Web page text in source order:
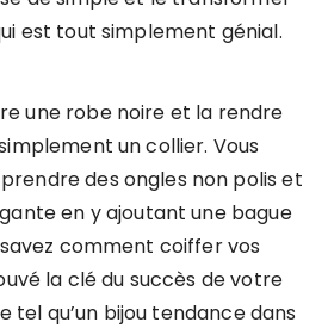
est tout simplement génial.
une robe noire et la rendre
un collier. Vous
des ongles non polis et
en y ajoutant une bague
comment coiffer vos
la clé du succès de votre
tel qu’un bijou tendance dans